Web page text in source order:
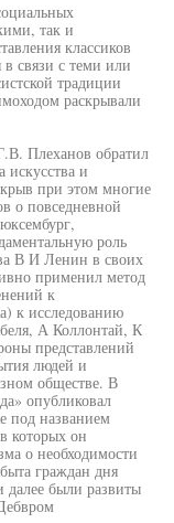
так и
классиков
связи с теми или
традиции
раскрывали
Плеханов обратил
искусства и
при этом многие
о повседневной
роль
В И Ленин в своих
применил метод
к
к исследованию
А Коллонтай, К
представлений
людей и
обществе. В
опубликовал
под названием
которых он
о необходимости
граждан дня
далее были развиты